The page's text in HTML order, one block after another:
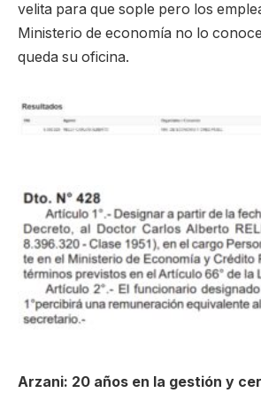
velita para que sople pero los
Ministerio de economía no lo
queda su oficina.
Arzani: 20 años en la gestión y